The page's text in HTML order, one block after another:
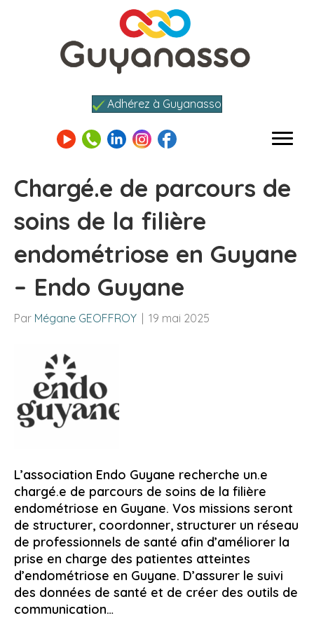
Adhérez à Guyanasso
Chargé.e de parcours de
soins de la filière
endométriose en Guyane
– Endo Guyane
Par Mégane GEOFFROY 19 mai 2025
L’association Endo Guyane recherche un.e
chargé.e de parcours de soins de la filière
endométriose en Guyane. Vos missions seront
de structurer, coordonner, structurer un réseau
de professionnels de santé afin d’améliorer la
prise en charge des patientes atteintes
d’endométriose en Guyane. D’assurer le suivi
des données de santé et de créer des outils de
communication…